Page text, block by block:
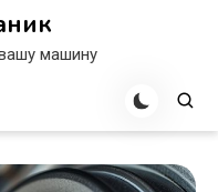
машину